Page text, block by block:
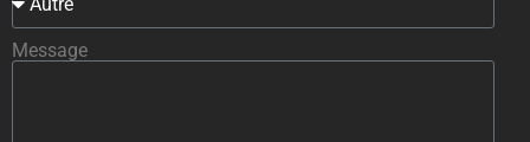
Message